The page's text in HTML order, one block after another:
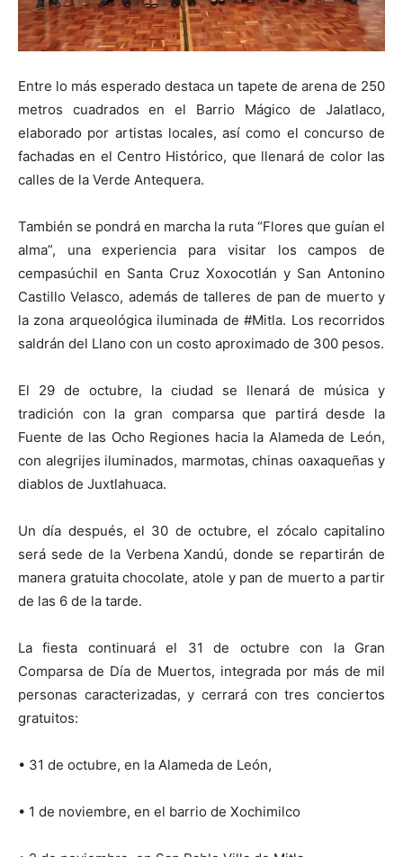
Entre lo más esperado destaca un tapete de arena de 250
metros cuadrados en el Barrio Mágico de Jalatlaco,
elaborado por artistas locales, así como el concurso de
fachadas en el Centro Histórico, que llenará de color las
calles de la Verde Antequera.
También se pondrá en marcha la ruta “Flores que guían el
alma”, una experiencia para visitar los campos de
cempasúchil en Santa Cruz Xoxocotlán y San Antonino
Castillo Velasco, además de talleres de pan de muerto y
la zona arqueológica iluminada de #Mitla. Los recorridos
saldrán del Llano con un costo aproximado de 300 pesos.
El 29 de octubre, la ciudad se llenará de música y
tradición con la gran comparsa que partirá desde la
Fuente de las Ocho Regiones hacia la Alameda de León,
con alegrijes iluminados, marmotas, chinas oaxaqueñas y
diablos de Juxtlahuaca.
Un día después, el 30 de octubre, el zócalo capitalino
será sede de la Verbena Xandú, donde se repartirán de
manera gratuita chocolate, atole y pan de muerto a partir
de las 6 de la tarde.
La fiesta continuará el 31 de octubre con la Gran
Comparsa de Día de Muertos, integrada por más de mil
personas caracterizadas, y cerrará con tres conciertos
gratuitos:
• 31 de octubre, en la Alameda de León,
• 1 de noviembre, en el barrio de Xochimilco